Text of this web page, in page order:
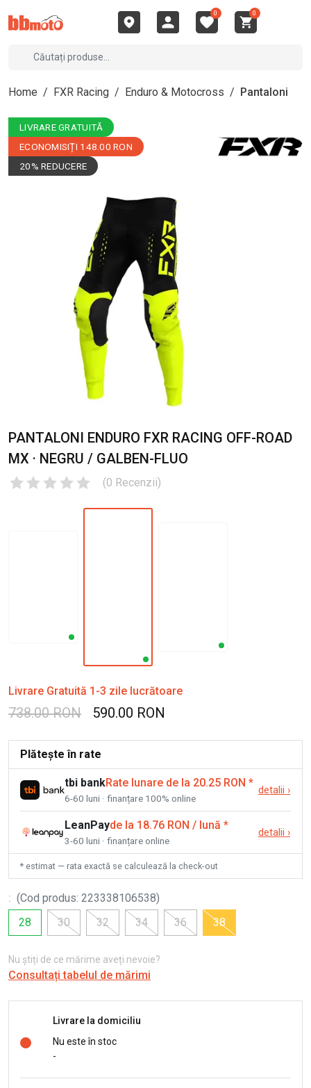
0 0
Home / FXR Racing / Enduro & Motocross / Pantaloni
LIVRARE GRATUITĂ
ECONOMISIȚI 148.00 RON
20% REDUCERE
PANTALONI ENDURO FXR RACING OFF-ROAD
MX · NEGRU / GALBEN-FLUO
(0 Recenzii)
Livrare Gratuită 1-3 zile lucrătoare
738.00 RON 590.00 RON
Plătește în rate
tbi bankRate lunare de la 20.25 RON *
6-60 luni · finanțare 100% online
detalii ›
LeanPayde la 18.76 RON / lună *
3-60 luni · finanțare online
detalii ›
* estimat — rata exactă se calculează la check-out
: (Cod produs: 223338106538)
28
30 32 34 36 38
Nu știți de ce mărime aveți nevoie?
Consultați tabelul de mărimi
Livrare la domiciliu
Nu este în stoc
-